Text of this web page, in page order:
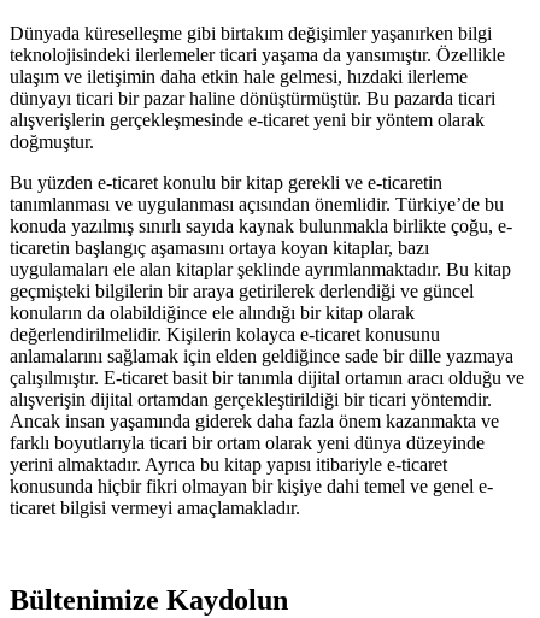
adet
Dünyada küreselleşme gibi birtakım değişimler yaşanırken bilgi
teknolojisindeki ilerlemeler ticari yaşama da yansımıştır. Özellikle
ulaşım ve iletişimin daha etkin hale gelmesi, hızdaki ilerleme
dünyayı ticari bir pazar haline dönüştürmüştür. Bu pazarda ticari
alışverişlerin gerçekleşmesinde e-ticaret yeni bir yöntem olarak
doğmuştur.
Bu yüzden e-ticaret konulu bir kitap gerekli ve e-ticaretin
tanımlanması ve uygulanması açısından önemlidir. Türkiye’de bu
konuda yazılmış sınırlı sayıda kaynak bulunmakla birlikte çoğu, e-
ticaretin başlangıç aşamasını ortaya koyan kitaplar, bazı
uygulamaları ele alan kitaplar şeklinde ayrımlanmaktadır. Bu kitap
geçmişteki bilgilerin bir araya getirilerek derlendiği ve güncel
konuların da olabildiğince ele alındığı bir kitap olarak
değerlendirilmelidir. Kişilerin kolayca e-ticaret konusunu
anlamalarını sağlamak için elden geldiğince sade bir dille yazmaya
çalışılmıştır. E-ticaret basit bir tanımla dijital ortamın aracı olduğu ve
alışverişin dijital ortamdan gerçekleştirildiği bir ticari yöntemdir.
Ancak insan yaşamında giderek daha fazla önem kazanmakta ve
farklı boyutlarıyla ticari bir ortam olarak yeni dünya düzeyinde
yerini almaktadır. Ayrıca bu kitap yapısı itibariyle e-ticaret
konusunda hiçbir fikri olmayan bir kişiye dahi temel ve genel e-
ticaret bilgisi vermeyi amaçlamakladır.
Bültenimize Kaydolun